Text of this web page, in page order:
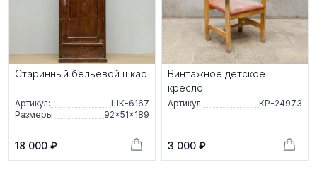
Старинный бельевой шкаф
Артикул:
ШК-6167
Размеры:
92×51×189
18 000 ₽
Винтажное детское
кресло
Артикул: КР-24973
3 000 ₽